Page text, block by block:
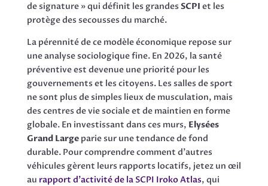
de signature » qui définit les grandes SCPI et les
protège des secousses du marché.
La pérennité de ce modèle économique repose sur
une analyse sociologique fine. En 2026, la santé
préventive est devenue une priorité pour les
gouvernements et les citoyens. Les salles de sport
ne sont plus de simples lieux de musculation, mais
des centres de vie sociale et de maintien en forme
globale. En investissant dans ces murs, Elysées
Grand Largeparie sur une tendance de fond
durable. Pour comprendre comment d’autres
véhicules gèrent leurs rapports locatifs, jetez un œil
au rapport d’activité de la SCPI Iroko Atlas, qui